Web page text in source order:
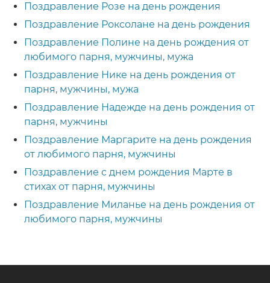
Поздравление Розе на день рождения
Поздравление Роксолане на день рождения
Поздравление Полине на день рождения от
любимого парня, мужчины, мужа
Поздравление Нике на день рождения от
парня, мужчины, мужа
Поздравление Надежде на день рождения от
парня, мужчины
Поздравление Маргарите на день рождения
от любимого парня, мужчины
Поздравление с днем рождения Марте в
стихах от парня, мужчины
Поздравление Миланье на день рождения от
любимого парня, мужчины